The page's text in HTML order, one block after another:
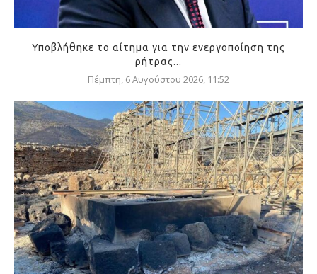
Υποβλήθηκε το αίτημα για την ενεργοποίηση της
ρήτρας...
Πέμπτη, 6 Αυγούστου 2026, 11:52